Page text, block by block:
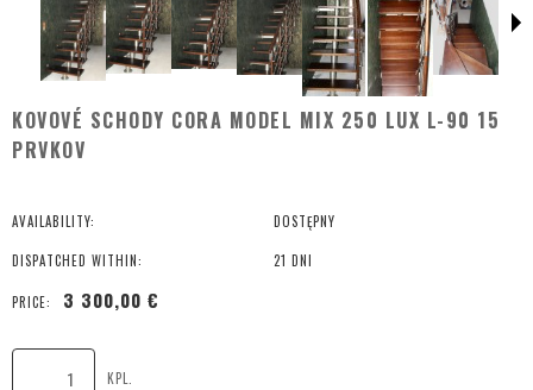
KOVOVÉ SCHODY CORA MODEL MIX 250 LUX L-90 15
PRVKOV
AVAILABILITY: DOSTĘPNY
DISPATCHED WITHIN: 21 DNI
PRICE: 3 300,00 €
KPL.